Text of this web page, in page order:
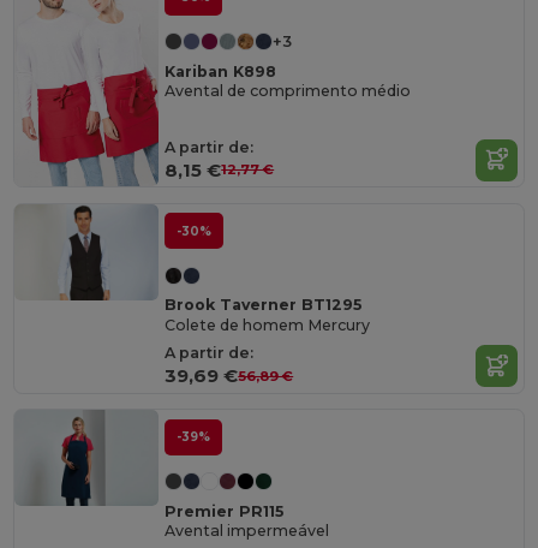
+3
Kariban K898
Avental de comprimento médio
A partir de:
8,15 €12,77 €
-30%
Brook Taverner BT1295
Colete de homem Mercury
A partir de:
39,69 €56,89 €
-39%
Premier PR115
Avental impermeável